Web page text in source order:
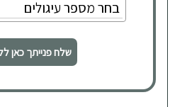
שלח פנייתך כאן